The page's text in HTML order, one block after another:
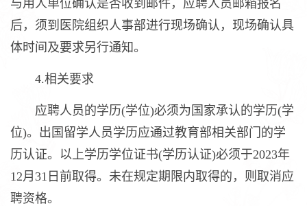
与用人单位确认是否收到邮件，应聘人员邮箱报名
后，须到医院组织人事部进行现场确认，现场确认具
体时间及要求另行通知。
4.相关要求
应聘人员的学历(学位)必须为国家承认的学历(学
位)。出国留学人员学历应通过教育部相关部门的学
历认证。以上学历学位证书(学历认证)必须于2023年
12月31日前取得。未在规定期限内取得的，则取消应
聘资格。